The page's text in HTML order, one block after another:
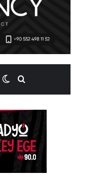
Dış görünümü değiştir